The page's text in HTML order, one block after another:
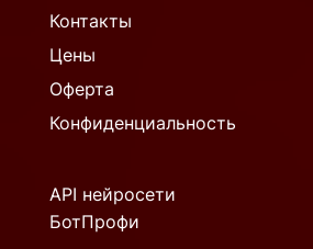
Контакты
Цены
Оферта
Конфиденциальность
API нейросети
БотПрофи